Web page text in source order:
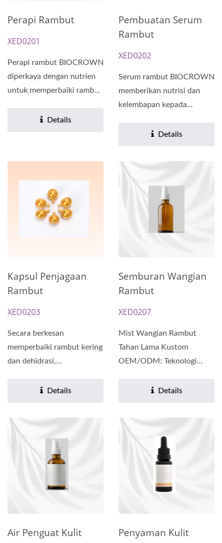
Perapi Rambut
XED0201
Perapi rambut BIOCROWN
diperkaya dengan nutrien
untuk memperbaiki rambut
Details
Pembuatan Serum
Rambut
XED0202
Serum rambut BIOCROWN
memberikan nutrisi dan
kelembapan kepada
mengurangkan...
Details
Kapsul Penjagaan
Rambut
XED0203
Secara berkesan
memperbaiki rambut kering
dan dehidrasi,
elastik, dan mudah...
Details
Semburan Wangian
Rambut
XED0207
Mist Wangian Rambut
Tahan Lama Kustom
OEM/ODM: Teknologi
Mengunci Wangian...
Details
Air Penguat Kulit
Penyaman Kulit